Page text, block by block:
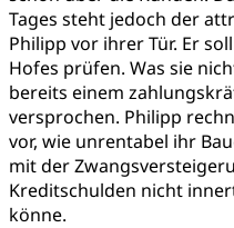
Tages steht jedoch der
Philipp vor ihrer Tür. Er
Hofes prüfen. Was sie
bereits einem
versprochen. Philipp
vor, wie unrentabel ihr
mit der
Kreditschulden nicht
könne.